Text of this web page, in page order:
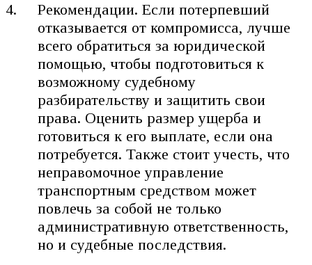
Рекомендации. Если потерпевший
отказывается от компромисса, лучше
всего обратиться за юридической
помощью, чтобы подготовиться к
возможному судебному
разбирательству и защитить свои
права. Оценить размер ущерба и
готовиться к его выплате, если она
потребуется. Также стоит учесть, что
неправомочное управление
транспортным средством может
повлечь за собой не только
административную ответственность,
но и судебные последствия.